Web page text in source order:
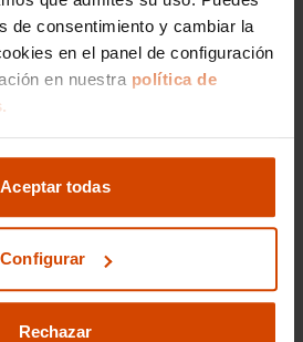
de consentimiento y cambiar la
en el panel de configuración
en nuestra política de
Aceptar todas
Configurar
Rechazar
el voluminoso Rodius con
un viaje suave y estable
en ciudad. Además, la
automática en ciertas
unSsangYong Rodius
a través de Flexicar
las garantías necesarias
kilómetro recorrido con